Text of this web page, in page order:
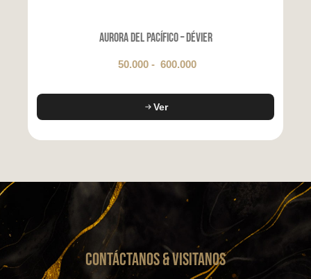
Aurora del Pacífico – Dévier
50.000 - 600.000
Ver
CONTáCTanos & VISITANOS